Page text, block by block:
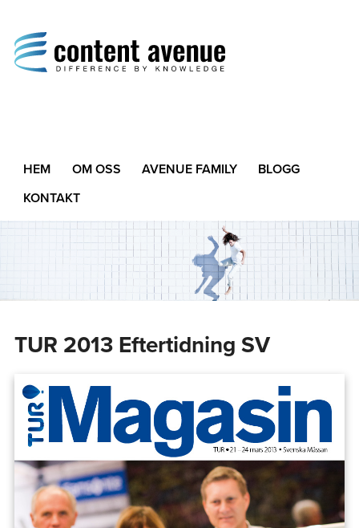
Difference by Knowledge
HEM OM OSS AVENUE FAMILY
BLOGG
KONTAKT
TUR 2013 Eftertidning SV